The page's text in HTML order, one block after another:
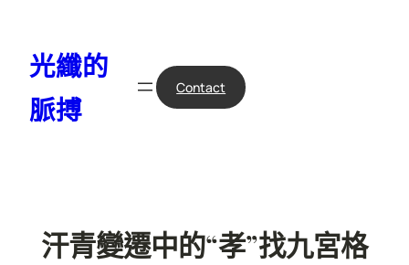
光纖的
脈搏
Contact
汗青變遷中的“孝”找九宮格